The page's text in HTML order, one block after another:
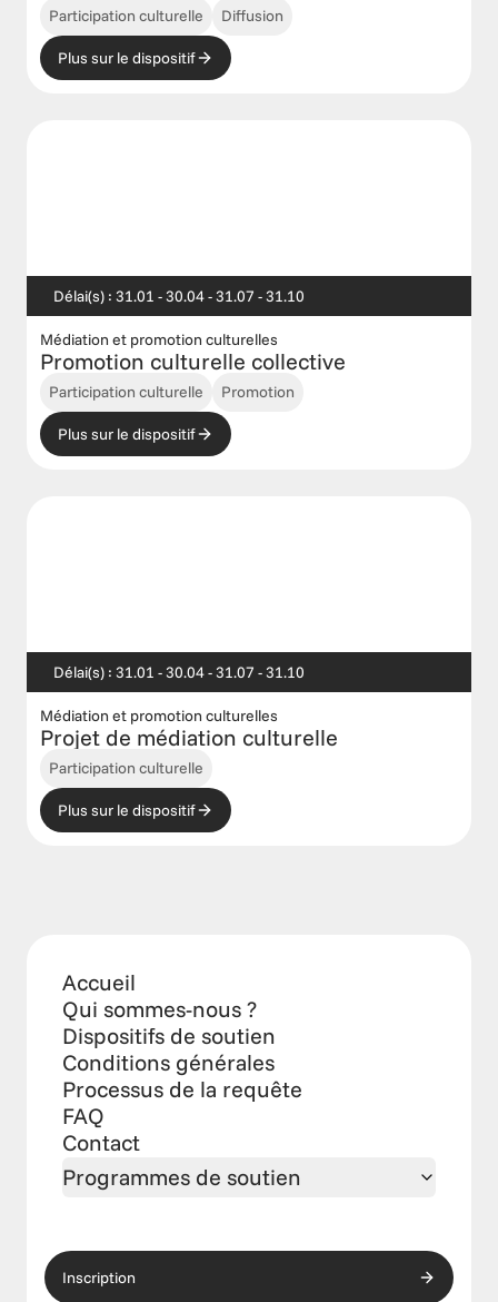
Participation culturelle Diffusion
Plus sur le dispositif
Délai(s) : 31.01 - 30.04 - 31.07 - 31.10
Médiation et promotion culturelles
Promotion culturelle collective
Participation culturelle Promotion
Plus sur le dispositif
Délai(s) : 31.01 - 30.04 - 31.07 - 31.10
Médiation et promotion culturelles
Projet de médiation culturelle
Participation culturelle
Plus sur le dispositif
Accueil
Qui sommes-nous ?
Dispositifs de soutien
Conditions générales
Processus de la requête
FAQ
Contact
Programmes de soutien
Inscription